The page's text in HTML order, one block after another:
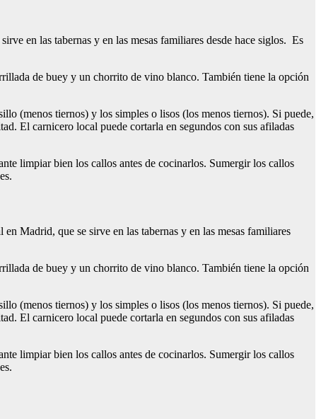
en las tabernas y en las mesas familiares desde hace siglos. Es
de buey y un chorrito de vino blanco. También tiene la opción
(menos tiernos) y los simples o lisos (los menos tiernos). Si puede,
El carnicero local puede cortarla en segundos con sus afiladas
limpiar bien los callos antes de cocinarlos. Sumergir los callos
Madrid, que se sirve en las tabernas y en las mesas familiares
de buey y un chorrito de vino blanco. También tiene la opción
(menos tiernos) y los simples o lisos (los menos tiernos). Si puede,
El carnicero local puede cortarla en segundos con sus afiladas
limpiar bien los callos antes de cocinarlos. Sumergir los callos